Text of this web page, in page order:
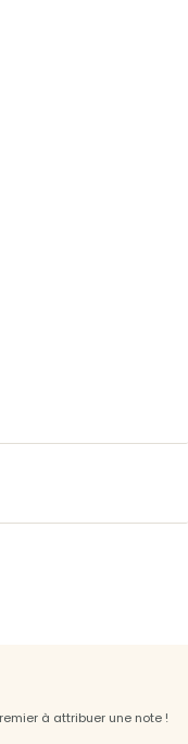
à attribuer une note !